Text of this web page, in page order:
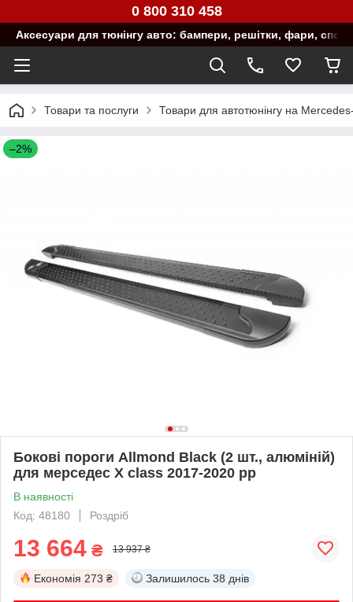
0 800 310 458
Аксесуари для тюнінгу авто: бампери, решітки, фари,
Товари та послуги Товари для автотюнінгу на
–2%
Бокові пороги Allmond Black (2 шт., алюміній)
для мерседес X class 2017-2020 рр
В наявності
Код: 48180
Роздріб
13 664 ₴ 13 937 ₴
Економія 273 ₴ Залишилось 38 днів